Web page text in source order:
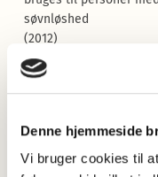
Denne hjemmeside
Vi bruger cookies til
søvnløshed
(2012)
mavebluse
kort
bart maveskind; d.s.s.
(2005)